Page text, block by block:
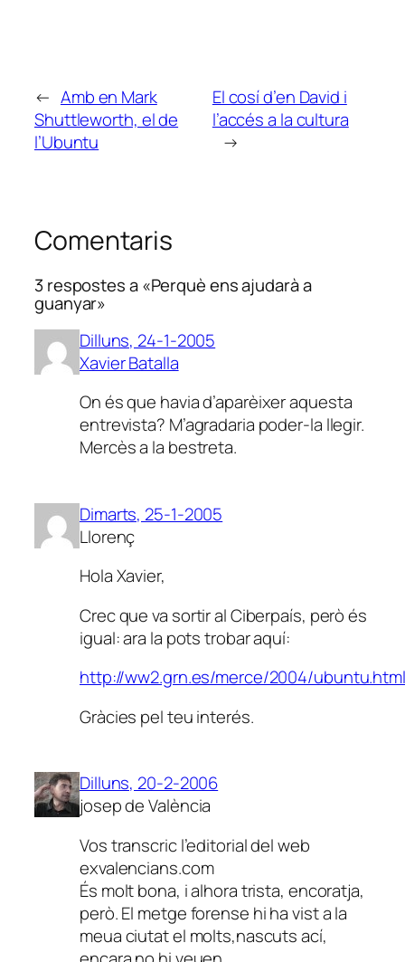
← Amb en Mark
Shuttleworth, el de
l’Ubuntu
El cosí d’en David i
l’accés a la cultura
→
Comentaris
3 respostes a «Perquè ens ajudarà a
guanyar»
Dilluns, 24-1-2005
Xavier Batalla
On és que havia d’aparèixer aquesta
entrevista? M’agradaria poder-la llegir.
Mercès a la bestreta.
Dimarts, 25-1-2005
Llorenç
Hola Xavier,
Crec que va sortir al Ciberpaís, però és
igual: ara la pots trobar aquí:
http://ww2.grn.es/merce/2004/ubuntu.html
Gràcies pel teu interés.
Dilluns, 20-2-2006
josep de València
Vos transcric l’editorial del web
exvalencians.com
És molt bona, i alhora trista, encoratja,
però. El metge forense hi ha vist a la
meua ciutat el molts,nascuts ací,